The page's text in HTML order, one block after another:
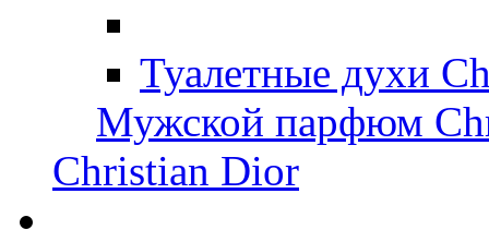
Туалетные духи
Мужской парфюм
Christian Dior